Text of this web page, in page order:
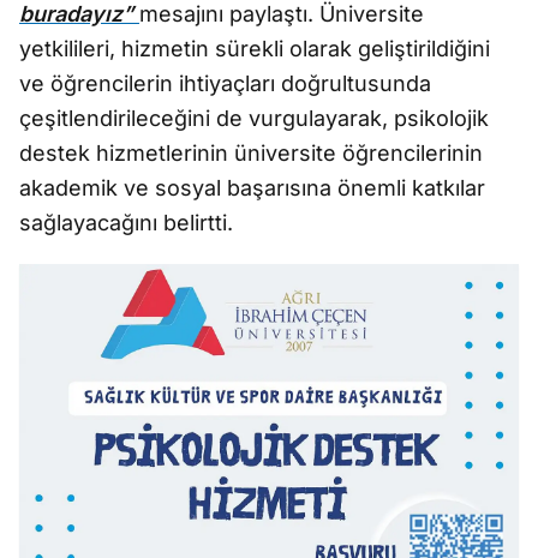
buradayız”mesajını paylaştı. Üniversite
yetkilileri, hizmetin sürekli olarak geliştirildiğini
ve öğrencilerin ihtiyaçları doğrultusunda
çeşitlendirileceğini de vurgulayarak, psikolojik
destek hizmetlerinin üniversite öğrencilerinin
akademik ve sosyal başarısına önemli katkılar
sağlayacağını belirtti.